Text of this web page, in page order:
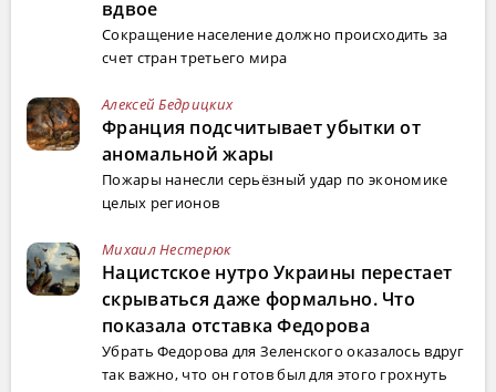
вдвое
Сокращение население должно происходить за
счет стран третьего мира
Алексей Бедрицких
Франция подсчитывает убытки от
аномальной жары
Пожары нанесли серьёзный удар по экономике
целых регионов
Михаил Нестерюк
Нацистское нутро Украины перестает
скрываться даже формально. Что
показала отставка Федорова
Убрать Федорова для Зеленского оказалось вдруг
так важно, что он готов был для этого грохнуть